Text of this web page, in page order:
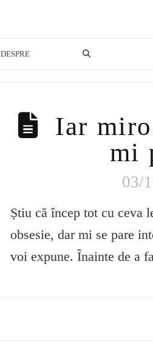
DESPRE
Iar
mi
03/
Știu că încep tot cu ceva
obsesie, dar mi se pare
voi expune. Înainte de a